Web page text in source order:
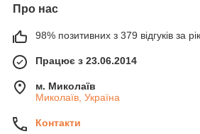
Про нас
98% позитивних з 379 відгуків за рік
Працює з 23.06.2014
м. Миколаїв
Миколаїв, Україна
Контакти